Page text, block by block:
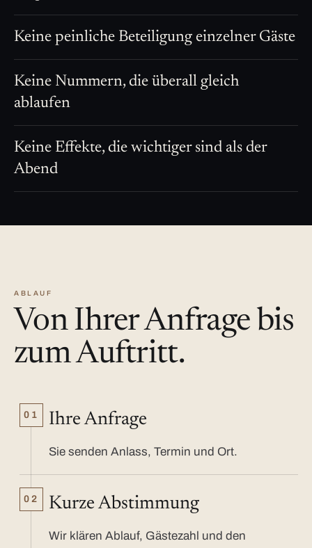
Keine peinliche Beteiligung einzelner Gäste
Keine Nummern, die überall gleich
ablaufen
Keine Effekte, die wichtiger sind als der
Abend
ABLAUF
Von Ihrer Anfrage bis
zum Auftritt.
01 Ihre Anfrage
Sie senden Anlass, Termin und Ort.
02 Kurze Abstimmung
Wir klären Ablauf, Gästezahl und den